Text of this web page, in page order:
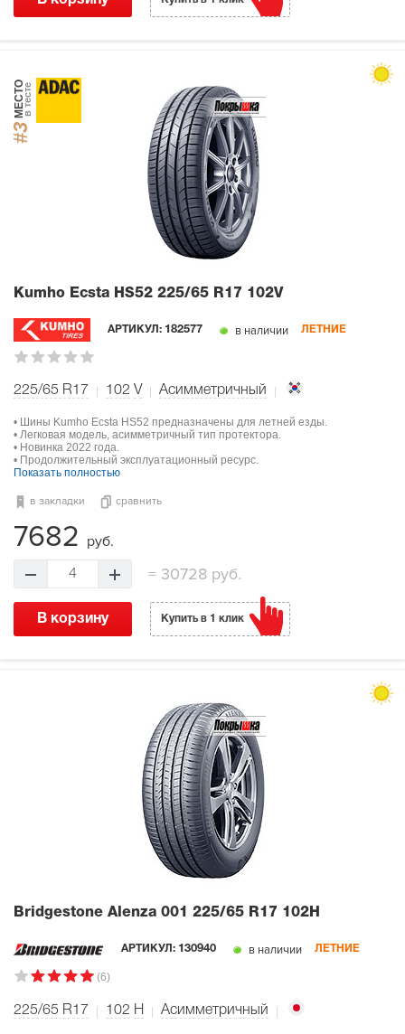
#3
МЕСТОв тесте
Kumho Ecsta HS52 225/65 R17 102V
АРТИКУЛ: 182577 в наличии ЛЕТНИЕ
225/65 R17 102 V Асимметричный
• Шины Kumho Ecsta HS52 предназначены для летней езды.
• Легковая модель, асимметричный тип протектора.
• Новинка 2022 года.
• Продолжительный эксплуатационный ресурс.
Показать полностью
в закладки сравнить
7682 руб.
4 = 30728 руб.
В корзину Купить в 1 клик
Bridgestone Alenza 001 225/65 R17 102H
АРТИКУЛ: 130940 в наличии ЛЕТНИЕ
(6)
225/65 R17 102 H Асимметричный